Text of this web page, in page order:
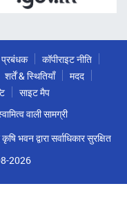
कॉपीराइट नीति
शर्तें & स्थितियाँ
मदद
साइट मैप
वाली सामग्री
भवन द्वारा सर्वाधिकार सुरक्षित
2026